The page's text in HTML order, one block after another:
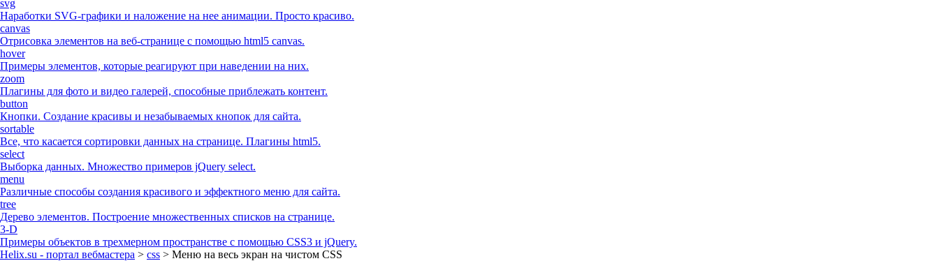
svg
Наработки SVG-графики и наложение на нее анимации. Просто красиво.
canvas
Отрисовка элементов на веб-странице с помощью html5 canvas.
hover
Примеры элементов, которые реагируют при наведении на них.
zoom
Плагины для фото и видео галерей, способные приблежать контент.
button
Кнопки. Создание красивы и незабываемых кнопок для сайта.
sortable
Все, что касается сортировки данных на странице. Плагины html5.
select
Выборка данных. Множество примеров jQuery select.
menu
Различные способы создания красивого и эффектного меню для сайта.
tree
Дерево элементов. Построение множественных списков на странице.
3-D
Примеры объектов в трехмерном пространстве с помощью CSS3 и jQuery.
Helix.su - портал вебмастера > css > Меню на весь экран на чистом CSS